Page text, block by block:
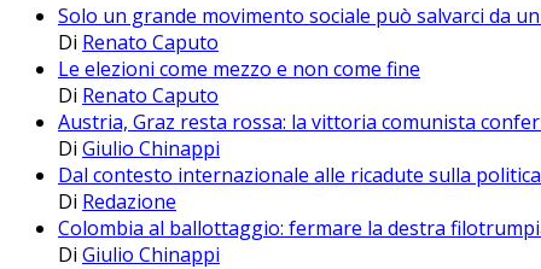
Solo un grande movimento sociale può salvarci da
Di Renato Caputo
Le elezioni come mezzo e non come fine
Di Renato Caputo
Austria, Graz resta rossa: la vittoria comunista
Di Giulio Chinappi
Dal contesto internazionale alle ricadute sulla
Di Redazione
Colombia al ballottaggio: fermare la destra
Di Giulio Chinappi